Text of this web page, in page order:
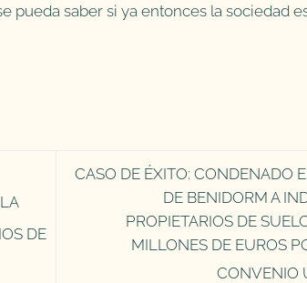
pueda saber si ya entonces la sociedad
DE
CASO DE ÉXITO: CONDENADO
DE BENIDORM A
PROPIETARIOS DE
MILLONES DE EUROS
CONVENIO